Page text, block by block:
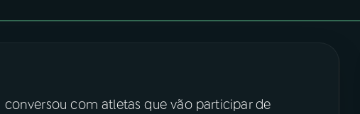
conversou com atletas que vão participar de